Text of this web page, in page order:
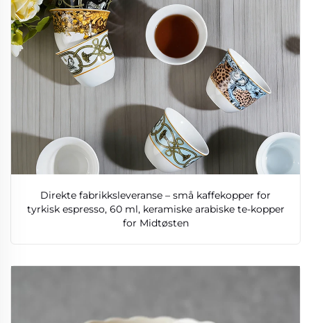
Direkte fabrikksleveranse – små kaffekopper for
tyrkisk espresso, 60 ml, keramiske arabiske te-kopper
for Midtøsten